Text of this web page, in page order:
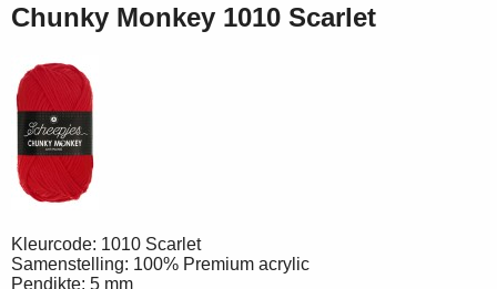
Chunky Monkey 1010 Scarlet
Kleurcode: 1010 Scarlet
Samenstelling: 100% Premium acrylic
Pendikte: 5 mm